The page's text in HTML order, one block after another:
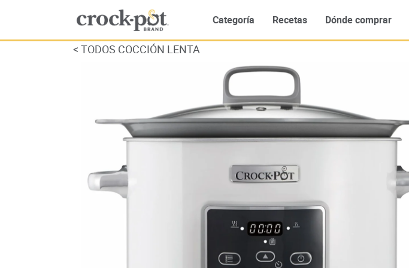
Categoría Recetas Dónde comprar
< TODOS COCCIÓN LENTA